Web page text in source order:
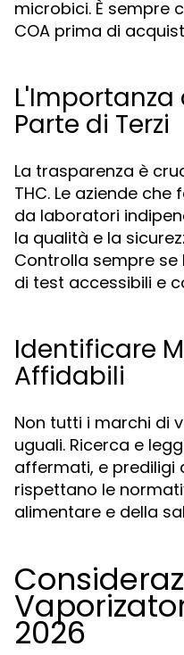
microbici. È sempre
COA prima di
L'Importanza
Parte di Terzi
La trasparenza è
THC. Le aziende
da laboratori
la qualità e la
Controlla sempre
di test accessibili e
Identificare
Affidabili
Non tutti i marchi di
uguali. Ricerca e
affermati, e prediligi
rispettano le
alimentare e della
2026